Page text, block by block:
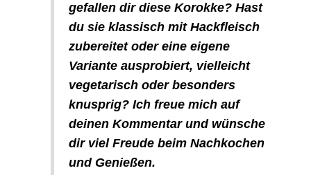
gefallen dir diese Korokke? Hast
du sie klassisch mit Hackfleisch
zubereitet oder eine eigene
Variante ausprobiert, vielleicht
vegetarisch oder besonders
knusprig? Ich freue mich auf
deinen Kommentar und wünsche
dir viel Freude beim Nachkochen
und Genießen.